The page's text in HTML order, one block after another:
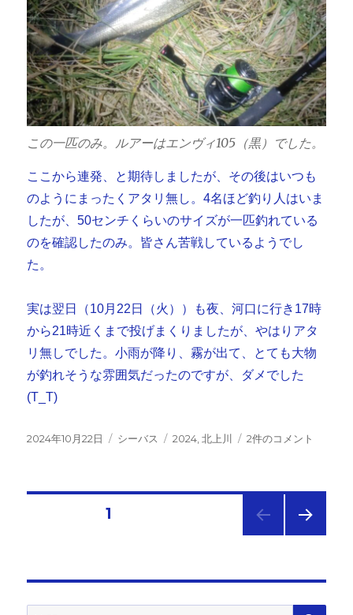
この一匹のみ。ルアーはエンヴィ105（黒）でした。
ここから連発、と期待しましたが、その後はいつも
のようにまったくアタリ無し。4名ほど釣り人はいま
したが、50センチくらいのサイズが一匹釣れている
のを確認したのみ。皆さん苦戦しているようでし
た。
実は翌日（10月22日（火））も夜、河口に行き17時
から21時近くまで投げまくりましたが、やはりアタ
リ無しでした。小雨が降り、霧が出て、とても大物
が釣れそうな雰囲気だったのですが、ダメでした
(T_T)
投
2024年10月22日
カ
シーバス
タ
2024 ,北上川
追
け
で
き
2件のコメント
の
固定ページ1
検